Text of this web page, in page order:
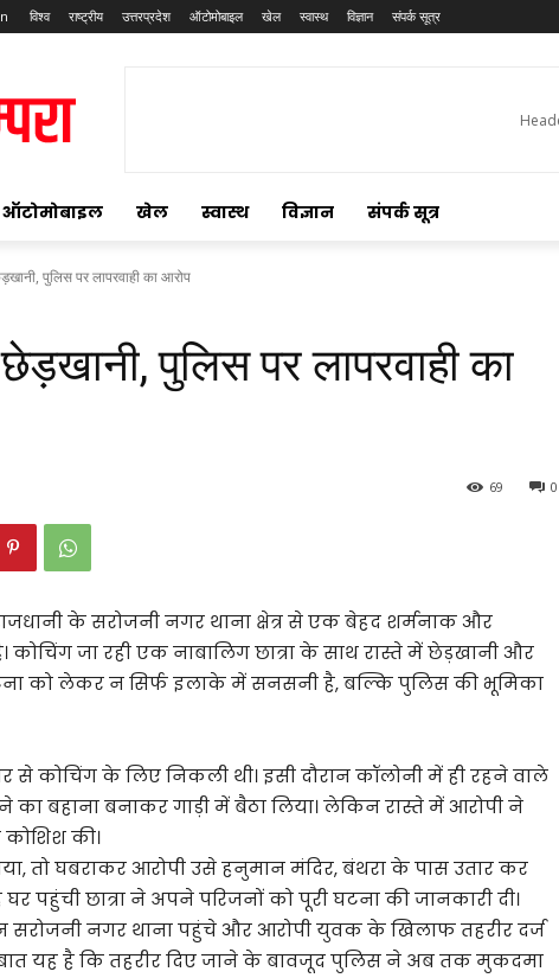
विश्व राष्ट्रीय उत्तरप्रदेश ऑटोमोबाइल खेल स्वास्थ विज्ञान संपर्क सूत्र
ऑटोमोबाइल खेल स्वास्थ विज्ञान संपर्क सूत्र
पुलिस पर लापरवाही का आरोप
पुलिस पर लापरवाही का
0
69
के सरोजनी नगर थाना क्षेत्र से एक बेहद शर्मनाक और
जा रही एक नाबालिग छात्रा के साथ रास्ते में छेड़खानी और
को लेकर न सिर्फ इलाके में सनसनी है, बल्कि पुलिस की भूमिका
से कोचिंग के लिए निकली थी। इसी दौरान कॉलोनी में ही रहने वाले
बहाना बनाकर गाड़ी में बैठा लिया। लेकिन रास्ते में आरोपी ने
की।
तो घबराकर आरोपी उसे हनुमान मंदिर, बंथरा के पास उतार कर
पहुंची छात्रा ने अपने परिजनों को पूरी घटना की जानकारी दी।
सरोजनी नगर थाना पहुंचे और आरोपी युवक के खिलाफ तहरीर दर्ज
यह है कि तहरीर दिए जाने के बावजूद पुलिस ने अब तक मुकदमा